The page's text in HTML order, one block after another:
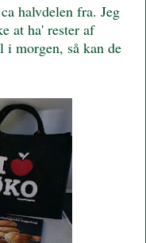
halvdelen fra. Jeg
at ha' rester af
morgen, så kan de